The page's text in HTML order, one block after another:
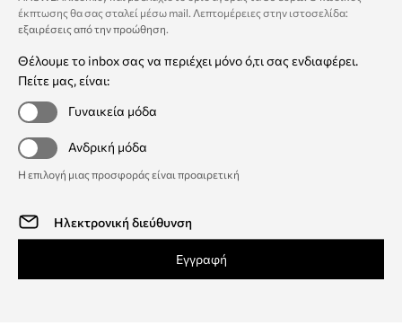
έκπτωσης θα σας σταλεί μέσω mail. Λεπτομέρειες στην ιστοσελίδα:
εξαιρέσεις από την προώθηση
Θέλουμε το inbox σας να περιέχει μόνο ό,τι σας ενδιαφέρει.
Πείτε μας, είναι:
Γυναικεία μόδα
Ανδρική μόδα
Η επιλογή μιας προσφοράς είναι προαιρετική
Εγγραφή